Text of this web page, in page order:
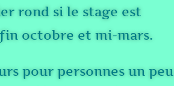
rond si le stage est
octobre et mi-mars.
pour personnes un peu